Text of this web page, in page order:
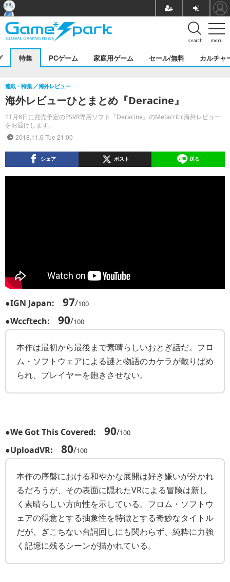
menu
search
特集 PCゲーム 家庭用ゲーム セール/無料 カルチャ
海外レビューひとまとめ『Deracine』
11月8日に発売予定のPSVR専用ソフト『Deracine』のMetacritic海外レビュー
をお届けします。
連載・特集 海外レビュー
2018.11.6 Tue 21:00
シェア ポスト 送る
●IGN Japan: 97/100
●Wccftech: 90/100
本作は最初から最後まで素晴らしいおとぎ話だ。フロ
ム・ソフトウェアによる謎と物語のカケラが散りばめ
られ、プレイヤーを飽きさせない。
●We Got This Covered: 90/100
●UploadVR: 80/100
本作の序盤における和やかな展開は好き嫌いが分かれ
るだろうが、その表面に隠れたVRによる冒険は新し
く素晴らしい方向性を示している。フロム・ソフトウ
ェアの得意とする抽象性を特徴とする奇妙なタイトル
だが、ぎこちない台詞回しにも関わらず、純粋に力強
く記憶に残るシーンが描かれている。